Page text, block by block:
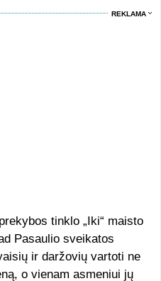
REKLAMA
tinklo „Iki“ maisto
Pasaulio sveikatos
ir daržovių vartoti ne
o vienam asmeniui jų